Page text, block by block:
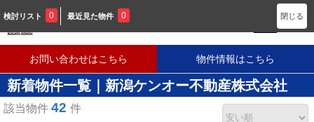
新潟に密着した不動産会社です
お問い合わせはこちら 物件情報はこちら
新着物件一覧｜新潟ケンオー不動産株式会社
該当物件 42 件
検討リスト 0 最近見た物件 0 閉じる